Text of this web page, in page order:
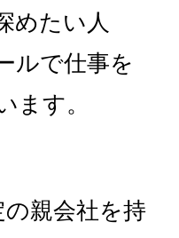
めたい人
ルで仕事を
ます。
の親会社を持